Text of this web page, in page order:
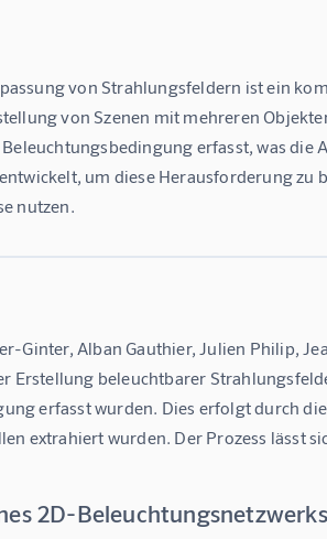
von Strahlungsfeldern ist ein
von Szenen mit mehreren
erfasst, was
um diese Herausforderung
nutzen.
Ginter, Alban Gauthier, Julien Philip,
Erstellung beleuchtbarer
erfasst wurden. Dies erfolgt durch
extrahiert wurden. Der Prozess lässt
2D-Beleuchtungsnetzwerks